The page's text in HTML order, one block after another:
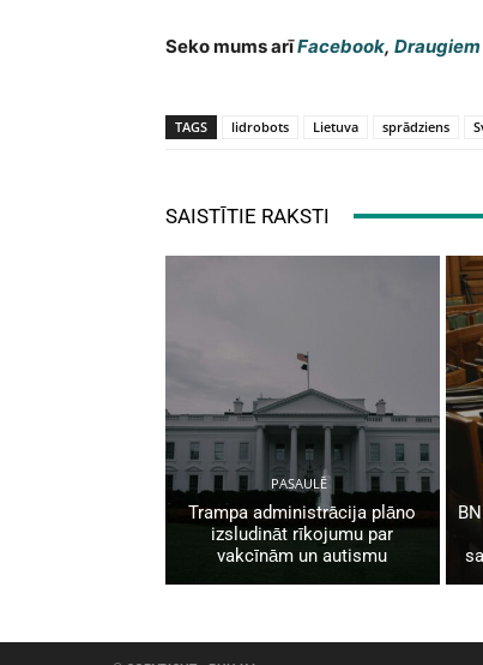
Seko mums arīFacebook, Draugiem
TAGS lidrobots Lietuva sprādziens
SAISTĪTIE RAKSTI
PASAULĒ
Trampa administrācija plāno
izsludināt rīkojumu par
vakcīnām un autismu